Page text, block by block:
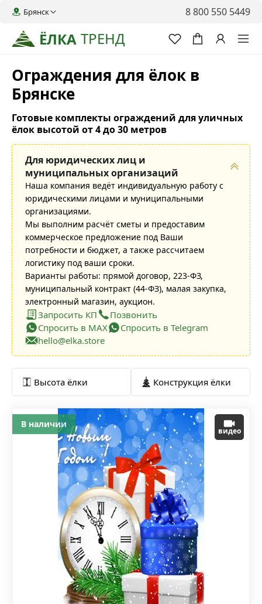
ЁЛКА ТРЕНД
Брянск 8 800 550 5449
Ограждения для ёлок в
Брянске
Готовые комплекты ограждений для уличных
ёлок высотой от 4 до 30 метров
Для юридических лиц и
муниципальных организаций
Наша компания ведёт индивидуальную работу с
юридическими лицами и муниципальными
организациями.
Мы выполним расчёт сметы и предоставим
коммерческое предложение под Ваши
потребности и бюджет, а также рассчитаем
логистику под ваши сроки.
Варианты работы: прямой договор, 223-ФЗ,
муниципальный контракт (44-ФЗ), малая закупка,
электронный магазин, аукцион.
Запросить КП
Позвонить
Спросить в MAX
Спросить в Telegram
hello@elka.store
Высота ёлки Конструкция ёлки
видео
В наличии